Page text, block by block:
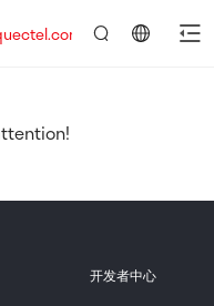
开发者中心